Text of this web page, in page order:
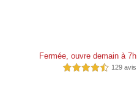
Fermée, ouvre demain à 7h
4,5 étoiles sur 5 129 avis